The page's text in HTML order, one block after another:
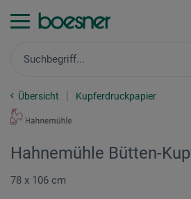
Übersicht Kupferdruckpapier
Hahnemühle Bütten-
78 x 106 cm